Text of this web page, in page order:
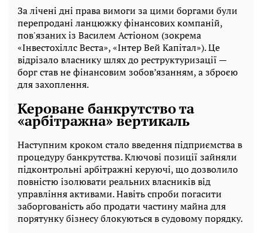
За лічені дні права вимоги за цими боргами були
перепродані ланцюжку фінансових компаній,
пов'язаних із Василем Астіоном (зокрема
«Інвестохіллс Веста», «Інтер Вей Капітал»). Це
відрізало власнику шлях до реструктуризації —
борг став не фінансовим зобов’язанням, а зброєю
для захоплення.
Кероване банкрутство та
«арбітражна» вертикаль
Наступним кроком стало введення підприємства в
процедуру банкрутства. Ключові позиції зайняли
підконтрольні арбітражні керуючі, що дозволило
повністю ізолювати реальних власників від
управління активами. Навіть спроби погасити
заборгованість або продати частину майна для
порятунку бізнесу блокуються в судовому порядку.